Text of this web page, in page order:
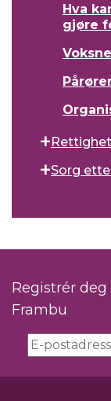
Hva
gjøre
Sorg
Registrér
Frambu